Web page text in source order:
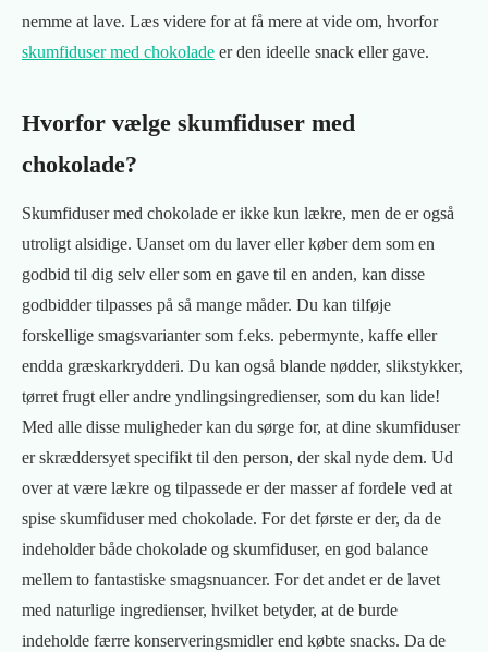
nemme at lave. Læs videre for at få mere at vide om, hvorfor
skumfiduser med chokolade er den ideelle snack eller gave.
Hvorfor vælge skumfiduser med
chokolade?
Skumfiduser med chokolade er ikke kun lækre, men de er også
utroligt alsidige. Uanset om du laver eller køber dem som en
godbid til dig selv eller som en gave til en anden, kan disse
godbidder tilpasses på så mange måder. Du kan tilføje
forskellige smagsvarianter som f.eks. pebermynte, kaffe eller
endda græskarkrydderi. Du kan også blande nødder, slikstykker,
tørret frugt eller andre yndlingsingredienser, som du kan lide!
Med alle disse muligheder kan du sørge for, at dine skumfiduser
er skræddersyet specifikt til den person, der skal nyde dem. Ud
over at være lækre og tilpassede er der masser af fordele ved at
spise skumfiduser med chokolade. For det første er der, da de
indeholder både chokolade og skumfiduser, en god balance
mellem to fantastiske smagsnuancer. For det andet er de lavet
med naturlige ingredienser, hvilket betyder, at de burde
indeholde færre konserveringsmidler end købte snacks. Da de